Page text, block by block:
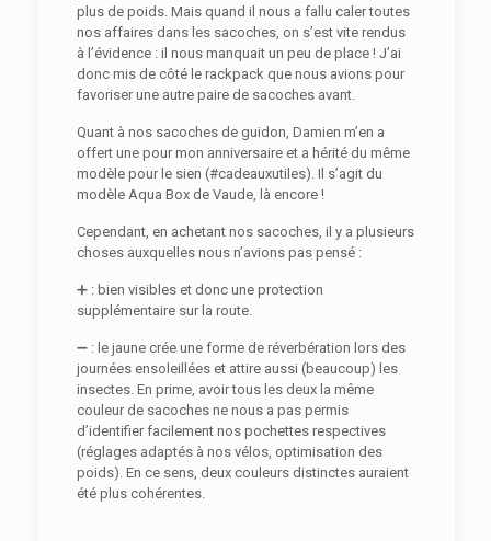
plus de poids. Mais quand il nous a fallu caler toutes
nos affaires dans les sacoches, on s’est vite rendus
à l’évidence : il nous manquait un peu de place ! J’ai
donc mis de côté le rackpack que nous avions pour
favoriser une autre paire de sacoches avant.
Quant à nos sacoches de guidon, Damien m’en a
offert une pour mon anniversaire et a hérité du même
modèle pour le sien (#cadeauxutiles). Il s’agit du
modèle Aqua Box de Vaude, là encore !
Cependant, en achetant nos sacoches, il y a plusieurs
choses auxquelles nous n’avions pas pensé :
➕ : bien visibles et donc une protection
supplémentaire sur la route.
➖ : le jaune crée une forme de réverbération lors des
journées ensoleillées et attire aussi (beaucoup) les
insectes. En prime, avoir tous les deux la même
couleur de sacoches ne nous a pas permis
d’identifier facilement nos pochettes respectives
(réglages adaptés à nos vélos, optimisation des
poids). En ce sens, deux couleurs distinctes auraient
été plus cohérentes.